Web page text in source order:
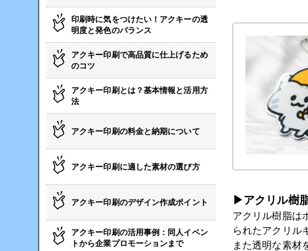
▶アクリル樹
アクリル樹脂は
られたアクリル
また透明な素材
印刷時に気をつけたい！アクキーの透
明度と発色のバランス
アクキー印刷で高品質に仕上げるため
のコツ
アクキー印刷とは？基本情報と活用方
法
アクキー印刷の料金と納期について
アクキー印刷に適した素材の選び方
アクキー印刷のデザイン作成ポイント
アクキー印刷の活用事例：同人イベン
トから企業プロモーションまで